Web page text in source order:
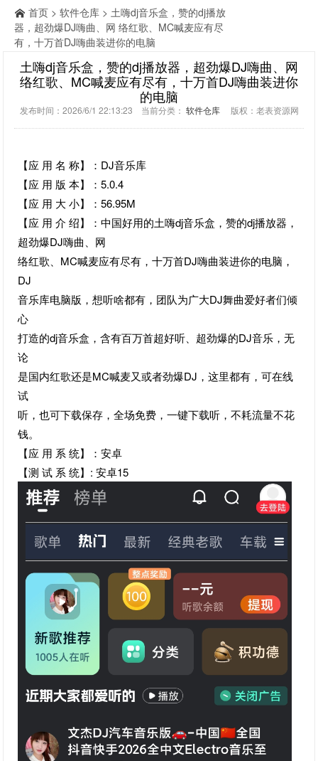
首页 > 软件仓库 > 土嗨dj音乐盒，赞的dj播放
器，超劲爆DJ嗨曲、网 络红歌、MC喊麦应有尽
有，十万首DJ嗨曲装进你的电脑
土嗨dj音乐盒，赞的dj播放器，超劲爆DJ嗨曲、网
络红歌、MC喊麦应有尽有，十万首DJ嗨曲装进你
的电脑
发布时间：2026/6/1 22:13:23 当前分类： 软件仓库版权：老表资源网
【应 用 名 称】：DJ音乐库
【应 用 版 本】：5.0.4
【应 用 大 小】：56.95M
【应 用 介 绍】：中国好用的土嗨dj音乐盒，赞的dj播放器，
超劲爆DJ嗨曲、网
络红歌、MC喊麦应有尽有，十万首DJ嗨曲装进你的电脑，
DJ
音乐库电脑版，想听啥都有，团队为广大DJ舞曲爱好者们倾
心
打造的dj音乐盒，含有百万首超好听、超劲爆的DJ音乐，无
论
是国内红歌还是MC喊麦又或者劲爆DJ，这里都有，可在线
试
听，也可下载保存，全场免费，一键下载听，不耗流量不花
钱。
【应 用 系 统】：安卓
【测 试 系 统】: 安卓15